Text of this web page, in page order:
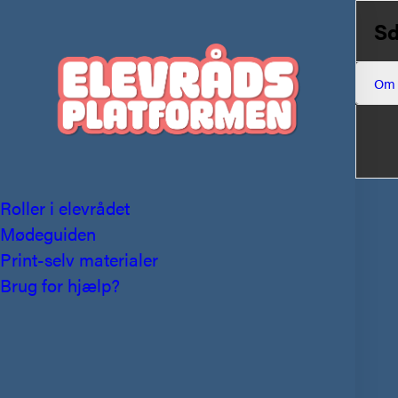
Roller i elevrådet
Mødeguiden
Print-selv materialer
Brug for hjælp?
Om